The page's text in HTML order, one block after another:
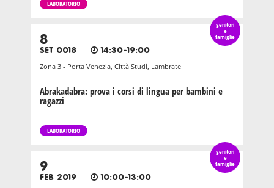
LABORATORIO
genitori
e
famiglie
8
SET 0018 14:30-19:00
Zona 3 - Porta Venezia, Città Studi, Lambrate
Abrakadabra: prova i corsi di lingua per bambini e
ragazzi
LABORATORIO
genitori
e
famiglie
9
FEB 2019 10:00-13:00